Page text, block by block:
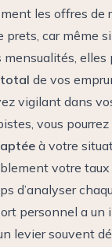
les offres de
prets, car même
elles
total de vos
vigilant dans
vous pourrez
à votre
votre taux
d’analyser
personnel a un
levier souvent